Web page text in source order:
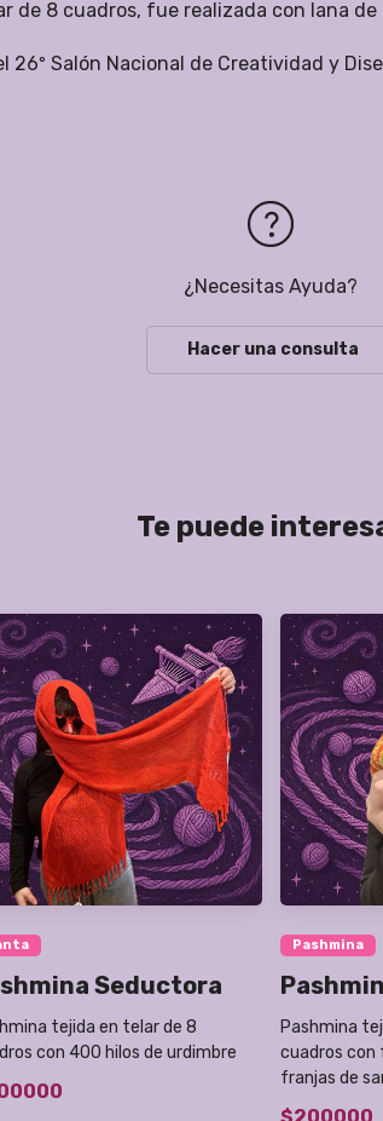
de 8 cuadros, fue realizada con lana
26º Salón Nacional de Creatividad y
¿Necesitas Ayuda?
Hacer una consulta
Te puede
Seductora
tejida en telar de 8
con 400 hilos de urdimbre
Pashmina
Pashmina
cuadros
franjas de